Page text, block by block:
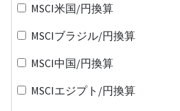
MSCI米国/円換算
MSCIブラジル/円換算
MSCI中国/円換算
MSCIエジプト/円換算